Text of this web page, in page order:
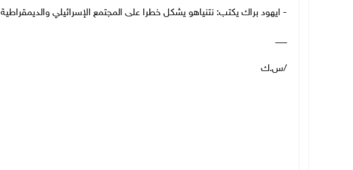
- ايهود براك يكتب: نتنياهو يشكل خطرا على المجتمع الإسرائيلي والديمقراطية
ـــــــــ
/س.ك